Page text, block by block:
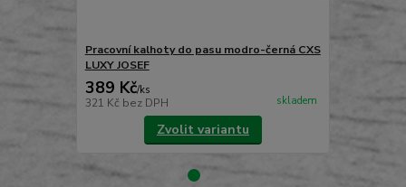
Pracovní kalhoty do pasu modro-černá CXS
LUXY JOSEF
389 Kč/ks
321 Kč bez DPH skladem
Zvolit variantu
CXS LUXY
bez